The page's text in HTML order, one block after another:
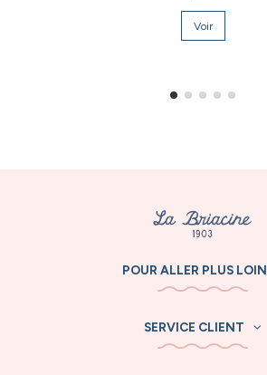
Voir
POUR ALLER PLUS LOIN
SERVICE CLIENT